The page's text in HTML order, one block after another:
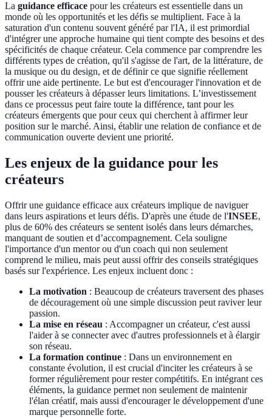
La guidance efficace pour les créateurs est essentielle dans un
monde où les opportunités et les défis se multiplient. Face à la
saturation d'un contenu souvent généré par l'IA, il est primordial
d'intégrer une approche humaine qui tient compte des besoins et des
spécificités de chaque créateur. Cela commence par comprendre les
différents types de création, qu'il s'agisse de l'art, de la littérature, de
la musique ou du design, et de définir ce que signifie réellement
offrir une aide pertinente. Le but est d'encourager l'innovation et de
pousser les créateurs à dépasser leurs limitations. L’investissement
dans ce processus peut faire toute la différence, tant pour les
créateurs émergents que pour ceux qui cherchent à affirmer leur
position sur le marché. Ainsi, établir une relation de confiance et de
communication ouverte devient une priorité.
Les enjeux de la guidance pour les
créateurs
Offrir une guidance efficace aux créateurs implique de naviguer
dans leurs aspirations et leurs défis. D'après une étude de l'INSEE,
plus de 60% des créateurs se sentent isolés dans leurs démarches,
manquant de soutien et d’accompagnement. Cela souligne
l'importance d'un mentor ou d'un coach qui non seulement
comprend le milieu, mais peut aussi offrir des conseils stratégiques
basés sur l'expérience. Les enjeux incluent donc :
La motivation : Beaucoup de créateurs traversent des phases
de découragement où une simple discussion peut raviver leur
passion.
La mise en réseau : Accompagner un créateur, c'est aussi
l'aider à se connecter avec d'autres professionnels et à élargir
son réseau.
La formation continue : Dans un environnement en
constante évolution, il est crucial d'inciter les créateurs à se
former régulièrement pour rester compétitifs. En intégrant ces
éléments, la guidance permet non seulement de maintenir
l'élan créatif, mais aussi d'encourager le développement d'une
marque personnelle forte.